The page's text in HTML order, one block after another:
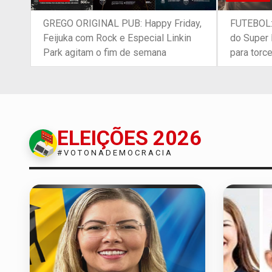
GREGO ORIGINAL PUB: Happy Friday,
Feijuka com Rock e Especial Linkin
Park agitam o fim de semana
do Super
para
ELEIÇÕES 2026
#VOTONADEMOCRACIA